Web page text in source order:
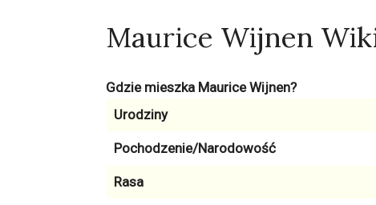
Maurice Wijnen
Gdzie mieszka Maurice Wijnen?
Urodziny
Pochodzenie/Narodowość
Rasa